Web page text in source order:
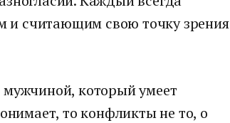
и считающим свою точку зрения
который умеет
то конфликты не то, о